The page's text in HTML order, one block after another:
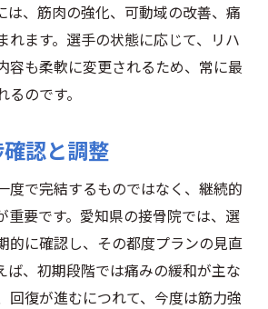
は、筋肉の強化、可動域の改善、痛
れます。選手の状態に応じて、リハ
容も柔軟に変更されるため、常に最
のです。
認と調整
度で完結するものではなく、継続的
重要です。愛知県の接骨院では、選
的に確認し、その都度プランの見直
ば、初期段階では痛みの緩和が主な
回復が進むにつれて、今度は筋力強